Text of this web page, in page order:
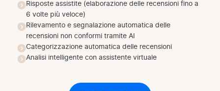
Risposte assistite (elaborazione delle recensioni fino a
6 volte più veloce)
Rilevamento e segnalazione automatica delle
recensioni non conformi tramite AI
Categorizzazione automatica delle recensioni
Analisi intelligente con assistente virtuale